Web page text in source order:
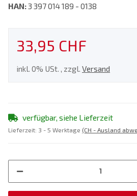
HAN:3 397 014 189 - 0138
33,95 CHF
inkl. 0% USt. , zzgl. Versand
verfügbar, siehe Lieferzeit
Lieferzeit: 3 - 5 Werktage (CH - Ausland